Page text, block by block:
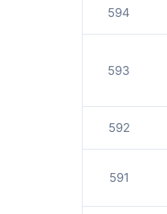
594
593
592
591